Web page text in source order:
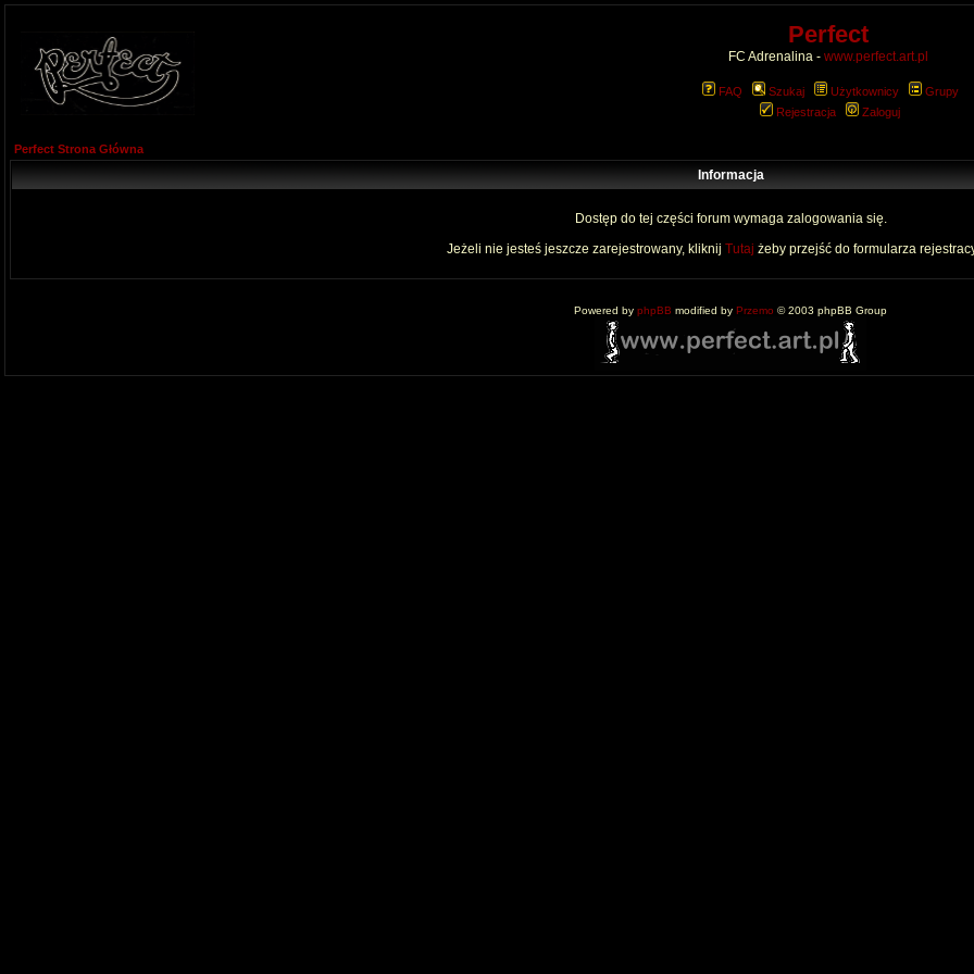
Perfect
FC Adrenalina - www.perfect.art.pl
FAQ Szukaj Użytkownicy
Grupy
Rejestracja
Zaloguj
Perfect Strona Główna
Informacja
Dostęp do tej części forum wymaga zalogowania się.
Jeżeli nie jesteś jeszcze zarejestrowany, kliknij Tutaj żeby przejść do formularza
Powered by phpBB modified by Przemo © 2003 phpBB Group